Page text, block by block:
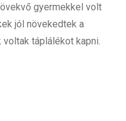
gyermekkel volt
jól növekedtek a
táplálékot kapni.